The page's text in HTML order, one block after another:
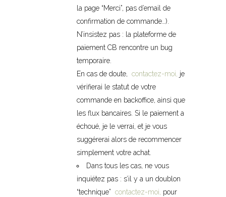
la page “Merci”, pas d’email de
confirmation de commande…).
N’insistez pas : la plateforme de
paiement CB rencontre un bug
temporaire.
En cas de doute, contactez-moi, je
vérifierai le statut de votre
commande en backoffice, ainsi que
les flux bancaires. Si le paiement a
échoué, je le verrai, et je vous
suggérerai alors de recommencer
simplement votre achat.
Dans tous les cas, ne vous
inquiétez pas : s’il y a un doublon
“technique” contactez-moi, pour